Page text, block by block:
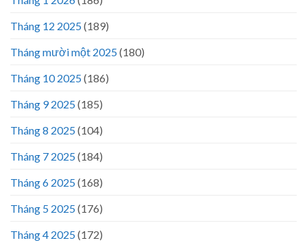
Tháng 12 2025(189)
Tháng mười một 2025(180)
Tháng 10 2025(186)
Tháng 9 2025(185)
Tháng 8 2025(104)
Tháng 7 2025(184)
Tháng 6 2025(168)
Tháng 5 2025(176)
Tháng 4 2025(172)